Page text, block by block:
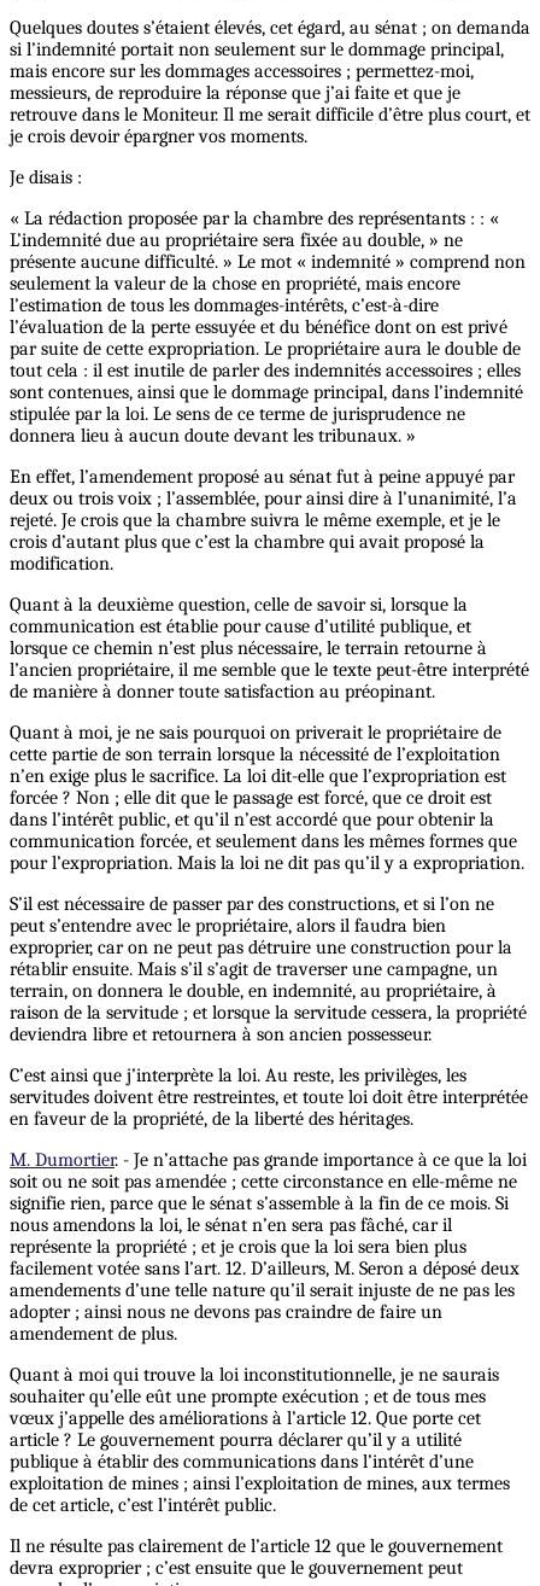
Quelques doutes s’étaient élevés, cet égard, au sénat ; on demanda
si l’indemnité portait non seulement sur le dommage principal,
mais encore sur les dommages accessoires ; permettez-moi,
messieurs, de reproduire la réponse que j’ai faite et que je
retrouve dans le Moniteur. Il me serait difficile d’être plus court, et
je crois devoir épargner vos moments.
Je disais :
« La rédaction proposée par la chambre des représentants : : «
L’indemnité due au propriétaire sera fixée au double, » ne
présente aucune difficulté. » Le mot « indemnité » comprend non
seulement la valeur de la chose en propriété, mais encore
l’estimation de tous les dommages-intérêts, c’est-à-dire
l’évaluation de la perte essuyée et du bénéfice dont on est privé
par suite de cette expropriation. Le propriétaire aura le double de
tout cela : il est inutile de parler des indemnités accessoires ; elles
sont contenues, ainsi que le dommage principal, dans l’indemnité
stipulée par la loi. Le sens de ce terme de jurisprudence ne
donnera lieu à aucun doute devant les tribunaux. »
En effet, l’amendement proposé au sénat fut à peine appuyé par
deux ou trois voix ; l’assemblée, pour ainsi dire à l’unanimité, l’a
rejeté. Je crois que la chambre suivra le même exemple, et je le
crois d’autant plus que c’est la chambre qui avait proposé la
modification.
Quant à la deuxième question, celle de savoir si, lorsque la
communication est établie pour cause d’utilité publique, et
lorsque ce chemin n’est plus nécessaire, le terrain retourne à
l’ancien propriétaire, il me semble que le texte peut-être interprété
de manière à donner toute satisfaction au préopinant.
Quant à moi, je ne sais pourquoi on priverait le propriétaire de
cette partie de son terrain lorsque la nécessité de l’exploitation
n’en exige plus le sacrifice. La loi dit-elle que l’expropriation est
forcée ? Non ; elle dit que le passage est forcé, que ce droit est
dans l’intérêt public, et qu’il n’est accordé que pour obtenir la
communication forcée, et seulement dans les mêmes formes que
pour l’expropriation. Mais la loi ne dit pas qu’il y a expropriation.
S’il est nécessaire de passer par des constructions, et si l’on ne
peut s’entendre avec le propriétaire, alors il faudra bien
exproprier, car on ne peut pas détruire une construction pour la
rétablir ensuite. Mais s’il s’agit de traverser une campagne, un
terrain, on donnera le double, en indemnité, au propriétaire, à
raison de la servitude ; et lorsque la servitude cessera, la propriété
deviendra libre et retournera à son ancien possesseur.
C’est ainsi que j’interprète la loi. Au reste, les privilèges, les
servitudes doivent être restreintes, et toute loi doit être interprétée
en faveur de la propriété, de la liberté des héritages.
M. Dumortier. - Je n’attache pas grande importance à ce que la loi
soit ou ne soit pas amendée ; cette circonstance en elle-même ne
signifie rien, parce que le sénat s’assemble à la fin de ce mois. Si
nous amendons la loi, le sénat n’en sera pas fâché, car il
représente la propriété ; et je crois que la loi sera bien plus
facilement votée sans l’art. 12. D’ailleurs, M. Seron a déposé deux
amendements d’une telle nature qu’il serait injuste de ne pas les
adopter ; ainsi nous ne devons pas craindre de faire un
amendement de plus.
Quant à moi qui trouve la loi inconstitutionnelle, je ne saurais
souhaiter qu’elle eût une prompte exécution ; et de tous mes
vœux j’appelle des améliorations à l’article 12. Que porte cet
article ? Le gouvernement pourra déclarer qu’il y a utilité
publique à établir des communications dans l’intérêt d’une
exploitation de mines ; ainsi l’exploitation de mines, aux termes
de cet article, c’est l’intérêt public.
Il ne résulte pas clairement de l’article 12 que le gouvernement
devra exproprier ; c’est ensuite que le gouvernement peut